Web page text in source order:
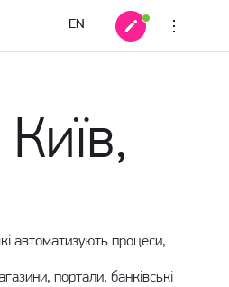
EN
автоматизують процеси,
портали, банківські